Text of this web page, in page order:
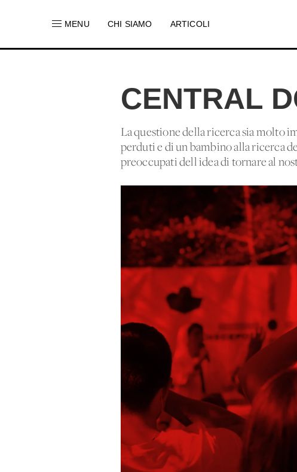
MENU CHI SIAMO ARTICOLI
CENTRAL
La questione della ricerca sia molto
perduti e di un bambino alla ricerca
preoccupati dell'idea di tornare al